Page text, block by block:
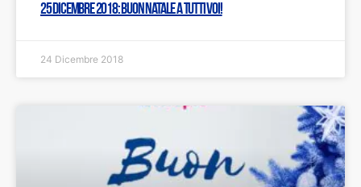
25 dicembre 2018: Buon Natale a tutti voi!
24 Dicembre 2018